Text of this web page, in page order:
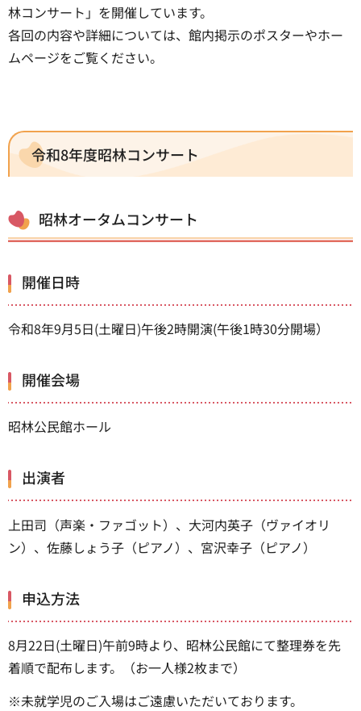
林コンサート」を開催しています。
各回の内容や詳細については、館内掲示のポスターやホー
ムページをご覧ください。
令和8年度昭林コンサート
昭林オータムコンサート
開催日時
令和8年9月5日(土曜日)午後2時開演(午後1時30分開場）
開催会場
昭林公民館ホール
出演者
上田司（声楽・ファゴット）、大河内英子（ヴァイオリ
ン）、佐藤しょう子（ピアノ）、宮沢幸子（ピアノ）
申込方法
8月22日(土曜日)午前9時より、昭林公民館にて整理券を先
着順で配布します。（お一人様2枚まで）
※未就学児のご入場はご遠慮いただいております。